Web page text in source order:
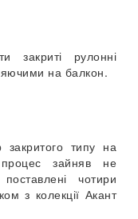
закриті рулонні
на балкон.
закритого типу на
процес зайняв не
чотири
з колекції Акант